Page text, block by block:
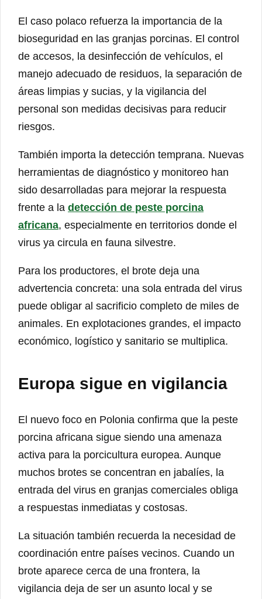
El caso polaco refuerza la importancia de la
bioseguridad en las granjas porcinas. El control
de accesos, la desinfección de vehículos, el
manejo adecuado de residuos, la separación de
áreas limpias y sucias, y la vigilancia del
personal son medidas decisivas para reducir
riesgos.
También importa la detección temprana. Nuevas
herramientas de diagnóstico y monitoreo han
sido desarrolladas para mejorar la respuesta
frente a la detección de peste porcina
africana, especialmente en territorios donde el
virus ya circula en fauna silvestre.
Para los productores, el brote deja una
advertencia concreta: una sola entrada del virus
puede obligar al sacrificio completo de miles de
animales. En explotaciones grandes, el impacto
económico, logístico y sanitario se multiplica.
Europa sigue en vigilancia
El nuevo foco en Polonia confirma que la peste
porcina africana sigue siendo una amenaza
activa para la porcicultura europea. Aunque
muchos brotes se concentran en jabalíes, la
entrada del virus en granjas comerciales obliga
a respuestas inmediatas y costosas.
La situación también recuerda la necesidad de
coordinación entre países vecinos. Cuando un
brote aparece cerca de una frontera, la
vigilancia deja de ser un asunto local y se